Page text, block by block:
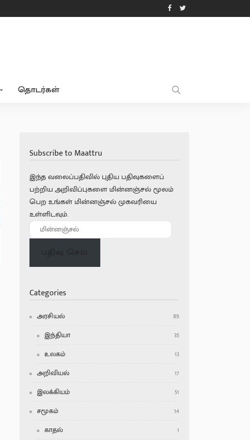
தொடர்கள்
Subscribe to Maattru
இந்த வலைப்பதிவில் புதிய பதிவுகளைப்
பற்றிய அறிவிப்புகளை மின்னஞ்சல் மூலம்
பெற உங்கள் மின்னஞ்சல் முகவரியை
உள்ளிடவும்.
Categories
அரசியல்
89
இந்தியா
35
உலகம்
13
அறிவியல்
17
இலக்கியம்
51
சமூகம்
14
காதல்
1